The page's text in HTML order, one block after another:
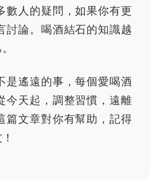
數人的疑問，如果你有更
討論。喝酒結石的知識越
是遙遠的事，每個愛喝酒
今天起，調整習慣，遠離
篇文章對你有幫助，記得